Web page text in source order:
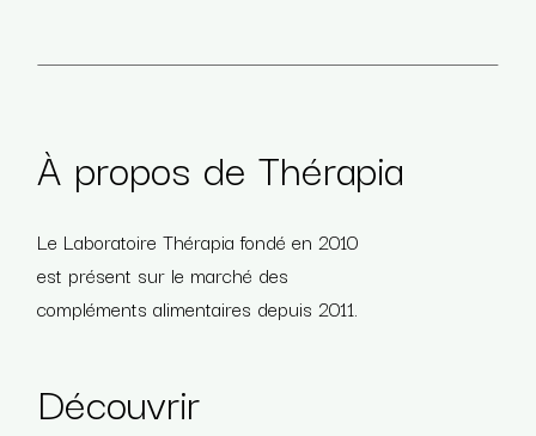
À propos de Thérapia
Le Laboratoire Thérapia fondé en 2010
est présent sur le marché des
compléments alimentaires depuis 2011.
Découvrir